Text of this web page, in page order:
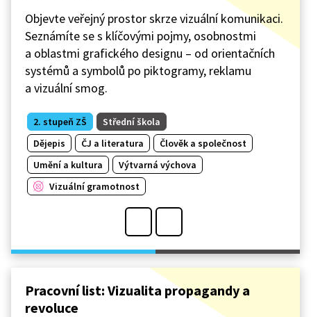
Objevte veřejný prostor skrze vizuální komunikaci.
Seznámíte se s klíčovými pojmy, osobnostmi
a oblastmi grafického designu – od orientačních
systémů a symbolů po piktogramy, reklamu
a vizuální smog.
2. stupeň ZŠ
Střední škola
Dějepis
ČJ a literatura
Člověk a společnost
Umění a kultura
Výtvarná výchova
Vizuální gramotnost
Pracovní list: Vizualita propagandy a
revoluce